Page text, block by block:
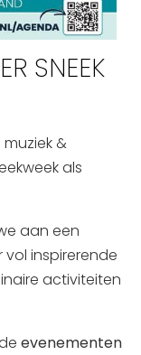
SNEEK
&
als
aan een
inspirerende
activiteiten
evenementen